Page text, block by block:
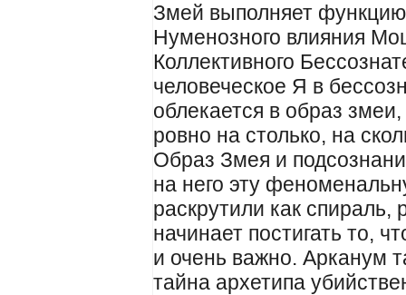
Змей выполняет
Нуменозного влияния
Коллективного
человеческое Я в
облекается в образ
ровно на столько, на
Образ Змея и
на него эту
раскрутили как спираль,
начинает постигать то,
и очень важно. Арканум
тайна архетипа